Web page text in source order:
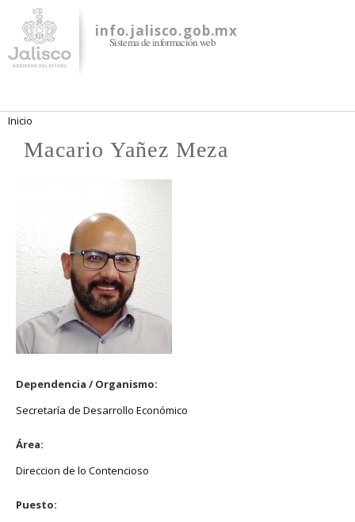
contenido
principal
info.jalisco.gob.mx
Sistema de información web
Se encuentra usted aquí
Inicio
Macario Yañez Meza
Dependencia / Organismo:
Secretaría de Desarrollo Económico
Área:
Direccion de lo Contencioso
Puesto: